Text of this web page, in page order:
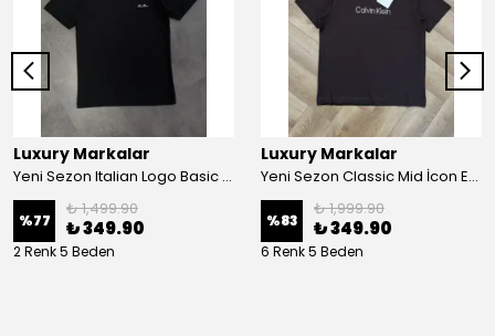
Luxury Markalar
Yeni Sezon Italian Logo Basic Classic T-shirt
%77
₺ 1,499.90
₺ 349.90
2 Renk 5 Beden
Luxury Markalar
Yeni Sezon Classic Mid İcon Essential Logo Bisiklet Yaka T-shirt
%83
₺ 1,999.90
₺ 349.90
6 Renk 5 Beden